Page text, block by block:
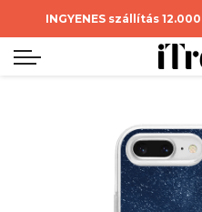
INGYENES szállítás